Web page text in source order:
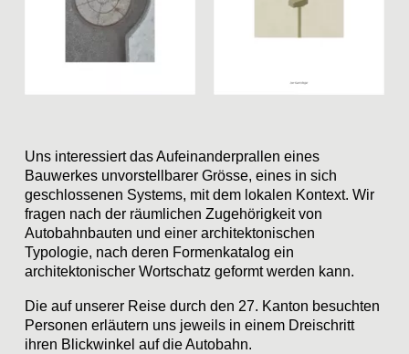
Uns interessiert das Aufeinanderprallen eines
Bauwerkes unvorstellbarer Grösse, eines in sich
geschlossenen Systems, mit dem lokalen Kontext. Wir
fragen nach der räumlichen Zugehörigkeit von
Autobahnbauten und einer architektonischen
Typologie, nach deren Formenkatalog ein
architektonischer Wortschatz geformt werden kann.
Die auf unserer Reise durch den 27. Kanton besuchten
Personen erläutern uns jeweils in einem Dreischritt
ihren Blickwinkel auf die Autobahn.